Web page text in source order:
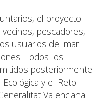
el proyecto
pescadores,
usuarios del mar
Todos los
posteriormente
y el Reto
Valenciana.